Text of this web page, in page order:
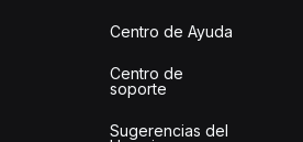
Centro de Ayuda
Centro de
soporte
Sugerencias del